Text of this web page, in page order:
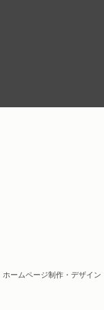
ームページ制作・デザイン